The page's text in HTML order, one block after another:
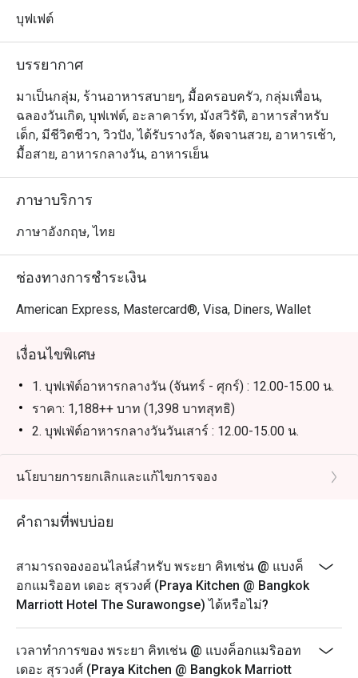
รสชาติต้นตำรับและอาหารทะเลนานาชาติระดับพรีเมียม ตั้ง
ความคึกคักและหรูหรา เหมาะอย่างยิ่งสำหรับการสังสรรค์
ในครอบครัว การรวมตัวของกลุ่มเพื่อน หรือมื้ออาหาร
สำหรับเด็กๆ
ร้านนี้มีชื่อเสียงอย่างมากเรื่อง อาหารทะเลสดใหม่ (Seafood
มาให้เชฟปรุงในแบบที่ชอบได้ เมนูที่ห้ามพลาดคือ กุ้งแม่น้ำ
เผา ตัวโต, ซาชิมิ เกรดพรีเมียม และ ชีสเค้กซิกเนเจอร์ ที่
หลายคนยอมรับ นอกจากนี้ยังมีน้ำผลไม้สดและขนมไทยให้
แนะนำสำหรับคนไทย: เป็นตัวเลือกอันดับต้นๆ สำหรับผู้ที่รัก
อาหารทะเลและครอบครัวที่มองหาบุฟเฟต์คุณภาพสูง ครบ
ดื่มที่มีให้เลือกหลากหลาย
แนะนำสำหรับนักท่องเที่ยว: เป็นจุดหมายที่ต้องมาเยือนเพื่อ
สัมผัสประสบการณ์บุฟเฟต์อาหารทะเลที่ยอดเยี่ยมที่สุดแห่ง
หนึ่งใกล้กับย่านสีลมและสุรวงศ์ พร้อมบริการระดับโลกและ
สถานที่ที่สะอาดและเป็นระบบ
การจองผ่านแอปหรือเว็บไซต์ Eatigo เป็นวิธีที่คุ้มค่าที่สุดใน
เพื่อรับส่วนลดพิเศษตามช่วงเวลาสูงสุดถึง 50% สำหรับค่า
บุฟเฟต์
บรรยากาศ
มาเป็นกลุ่ม, ร้านอาหารสบายๆ, มื้อครอบครัว, กลุ่มเพื่อน,
ฉลองวันเกิด, บุฟเฟต์, อะลาคาร์ท, มังสวิรัติ, อาหารสำหรับ
เด็ก, มีชีวิตชีวา, วิวปัง, ได้รับรางวัล, จัดจานสวย, อาหารเช้า,
มื้อสาย, อาหารกลางวัน, อาหารเย็น
ภาษาบริการ
ภาษาอังกฤษ, ไทย
ช่องทางการชำระเงิน
American Express, Mastercard®, Visa, Diners, Wallet
เงื่อนไขพิเศษ
1. บุฟเฟ่ต์อาหารกลางวัน (จันทร์ - ศุกร์) : 12.00-15.00 น.
ราคา: 1,188++ บาท (1,398 บาทสุทธิ)
2. บุฟเฟ่ต์อาหารกลางวันวันเสาร์ : 12.00-15.00 น.
บุฟเฟ่ต์นานาชาติ พร้อมไฮไลท์อาหารทะเล เนื้อย่าง รวม
เครื่องดื่มไม่มีแอลกอฮอล์
3. บรันช์วันอาทิตย์ : 12.00-15.00 น.
อาหารจานเด่นจากร้านอาหารอื่นๆ ในโรงแรม รวมถึง
เครื่องดื่มไม่มีแอลกอฮอล์
ราคา: 2,188++ บาท (สุทธิ 2,575 บาท)
บุฟเฟ่ต์นานาชาติ พร้อมไฮไลท์อาหารทะเล เนื้อย่าง และ
อาหารไทยจานเด่น รวมถึงเครื่องดื่มไม่มีแอลกอฮอล์
นโยบายการยกเลิกและแก้ไขการจอง
คำถามที่พบบ่อย
สามารถจองออนไลน์สำหรับ พระยา คิทเช่น @ แบงค็
อกแมริออท เดอะ สุรวงศ์ (Praya Kitchen @ Bangkok
Marriott Hotel The Surawongse) ได้หรือไม่?
เวลาทำการของ พระยา คิทเช่น @ แบงค็อกแมริออท
เดอะ สุรวงศ์ (Praya Kitchen @ Bangkok Marriott